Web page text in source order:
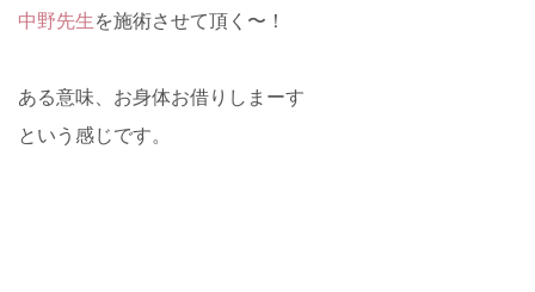
中野先生を施術させて頂く〜！
ある意味、お身体お借りしまーす
という感じです。